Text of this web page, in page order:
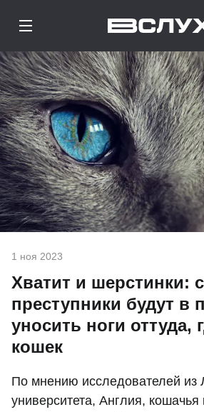
1 ноя 2023
Хватит и шерстинки:
преступники будут в
уносить ноги оттуда,
кошек
По мнению исследователей из
университета, Англия, кошачья